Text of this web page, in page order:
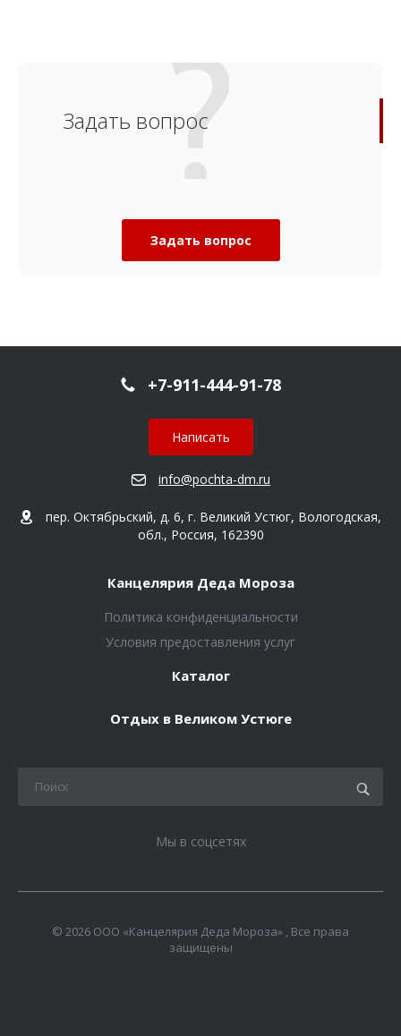
Задать вопрос
Задать вопрос
+7-911-444-91-78
Написать
info@pochta-dm.ru
пер. Октябрьский, д. 6, г. Великий Устюг, Вологодская,
обл., Россия, 162390
Канцелярия Деда Мороза
Политика конфиденциальности
Условия предоставления услуг
Каталог
Отдых в Великом Устюге
Мы в соцсетях
© 2026 ООО «Канцелярия Деда Мороза» , Все права
защищены